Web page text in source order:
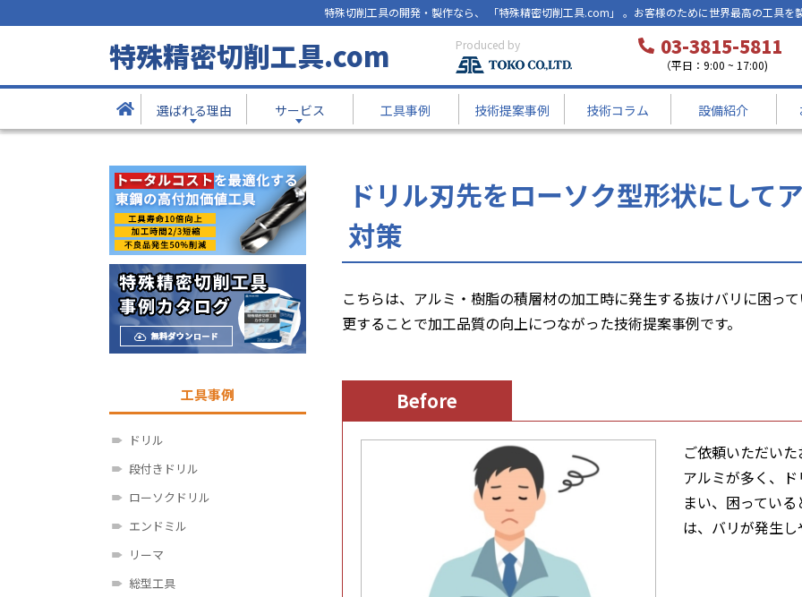
特殊切削工具の開発・製作なら、 「特殊精密切削工具.com」 。お客様のために世界最高の工具を
特殊精密切削工具.com Produced by 03-3815-5811
（平日：9:00 ~ 17:00)
選ばれる理由 サービス 工具事例 技術提案事例 技術コラム 設備紹介
技術提案事例 - Solution -
TOP 技術提案事例 ドリル刃先をローソク型形状にしてアルミ加工時の抜けバリ対策
ドリル刃先をローソク型形状にして
対策
こちらは、アルミ・樹脂の積層材の加工時に発生する抜けバリに困っ
更することで加工品質の向上につながった技術提案事例です。
Before
ご依頼いただい
アルミが多く、
まい、困ってい
は、バリが発生し
工具事例
ドリル
段付きドリル
ローソクドリル
エンドミル
リーマ
総型工具